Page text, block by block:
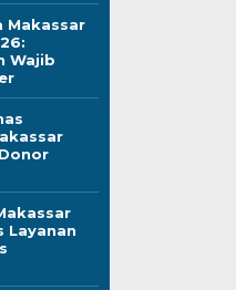
Makassar
Wajib
Layanan